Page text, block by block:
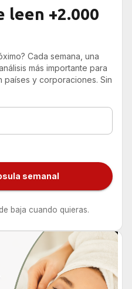
leen +2.000
Cada semana, una
más importante para
países y corporaciones. Sin
semanal
baja cuando quieras.